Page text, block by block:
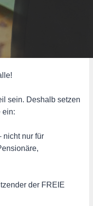
sein. Deshalb setzen
ein:
nicht nur für
der FREIE